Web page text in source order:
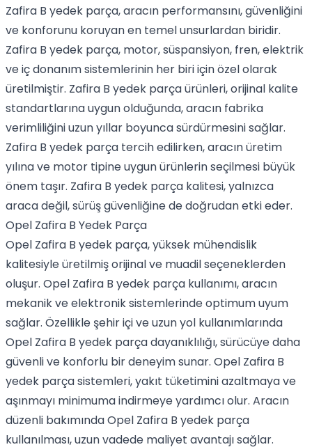
Zafira B yedek parça, aracın performansını, güvenliğini
ve konforunu koruyan en temel unsurlardan biridir.
Zafira B yedek parça, motor, süspansiyon, fren, elektrik
ve iç donanım sistemlerinin her biri için özel olarak
üretilmiştir. Zafira B yedek parça ürünleri, orijinal kalite
standartlarına uygun olduğunda, aracın fabrika
verimliliğini uzun yıllar boyunca sürdürmesini sağlar.
Zafira B yedek parça tercih edilirken, aracın üretim
yılına ve motor tipine uygun ürünlerin seçilmesi büyük
önem taşır. Zafira B yedek parça kalitesi, yalnızca
araca değil, sürüş güvenliğine de doğrudan etki eder.
Opel Zafira B Yedek Parça
Opel Zafira B yedek parça, yüksek mühendislik
kalitesiyle üretilmiş orijinal ve muadil seçeneklerden
oluşur. Opel Zafira B yedek parça kullanımı, aracın
mekanik ve elektronik sistemlerinde optimum uyum
sağlar. Özellikle şehir içi ve uzun yol kullanımlarında
Opel Zafira B yedek parça dayanıklılığı, sürücüye daha
güvenli ve konforlu bir deneyim sunar. Opel Zafira B
yedek parça sistemleri, yakıt tüketimini azaltmaya ve
aşınmayı minimuma indirmeye yardımcı olur. Aracın
düzenli bakımında Opel Zafira B yedek parça
kullanılması, uzun vadede maliyet avantajı sağlar.